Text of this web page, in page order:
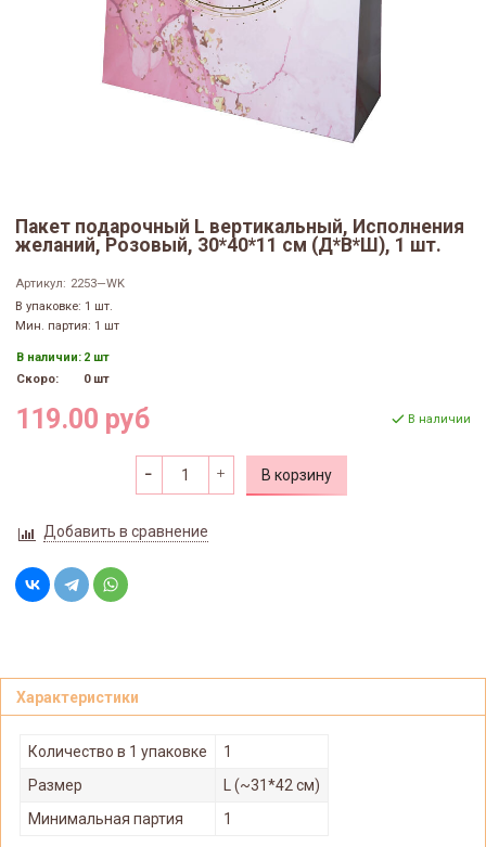
Пакет подарочный L вертикальный, Исполнения
желаний, Розовый, 30*40*11 см (Д*В*Ш), 1 шт.
Артикул: 2253—WK
В упаковке: 1 шт.
Мин. партия: 1 шт
В наличии: 2 шт
Скоро:
0 шт
119.00 руб В наличии
В корзину
Добавить в сравнение
Характеристики
Количество в 1 упаковке
1
Размер
L (~31*42 см)
Минимальная партия
1